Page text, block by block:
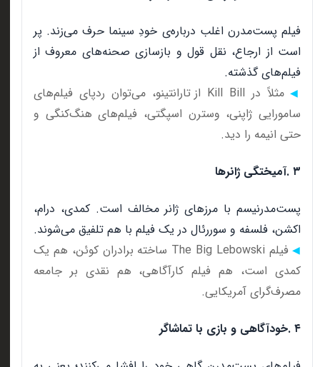
فیلم پست‌مدرن اغلب درباره‌ی خودِ سینما حرف می‌زند. پر
است از ارجاع، نقل قول و بازسازی صحنه‌های معروف از
فیلم‌های گذشته.
◀ مثلاً در Kill Bill از تارانتینو، می‌توان ردپای فیلم‌های
سامورایی ژاپنی، وسترن اسپگتی، فیلم‌های هنگ‌کنگی و
حتی انیمه را دید.
۳ .آمیختگی ژانرها
پست‌مدرنیسم با مرزهای ژانر مخالف است. کمدی، درام،
اکشن، فلسفه و سوررئال در یک فیلم با هم تلفیق می‌شوند.
◀ فیلم The Big Lebowski ساخته برادران کوئن، هم یک
کمدی است، هم فیلم کارآگاهی، هم نقدی بر جامعه
مصرف‌گرای آمریکایی.
۴ .خودآگاهی و بازی با تماشاگر